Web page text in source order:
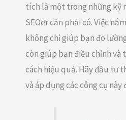
tích là một trong những kỹ
SEOer cần phải có. Việc
không chỉ giúp bạn đo
còn giúp bạn điều chỉnh và
cách hiệu quả. Hãy đầu tư
và áp dụng các công cụ